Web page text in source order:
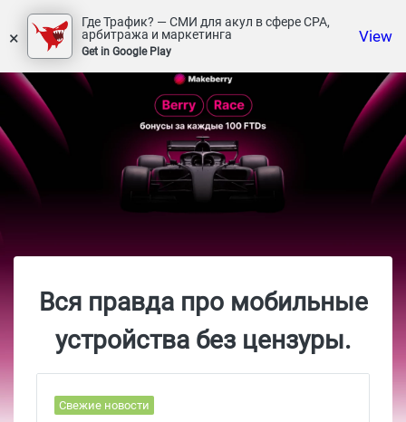
×
Где Трафик? — СМИ для акул в сфере СРА,
арбитража и маркетинга
Get in Google Play
View
Вся правда про мобильные
устройства без цензуры.
Свежие новости